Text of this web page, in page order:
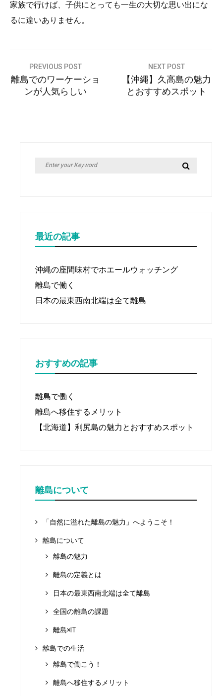
家族で行けば、子供にとっても一生の大切な思い出にな
るに違いありません。
稿
PREVIOUS POST
離島でのワーケーショ
ンが人気らしい
NEXT POST
【沖縄】久高島の魅力
とおすすめスポット
Search
最近の記事
沖縄の座間味村でホエールウォッチング
離島で働く
日本の最東西南北端は全て離島
おすすめの記事
離島で働く
離島へ移住するメリット
【北海道】利尻島の魅力とおすすめスポット
離島について
「自然に溢れた離島の魅力」へようこそ！
離島について
離島の魅力
離島の定義とは
日本の最東西南北端は全て離島
全国の離島の課題
離島×IT
離島での生活
離島で働こう！
離島へ移住するメリット